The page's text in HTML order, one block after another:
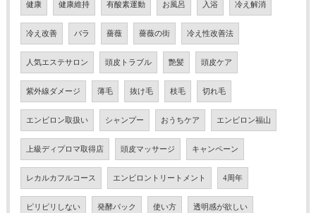
健康 健康維持 有酸素運動 お風呂 入浴 冷え解消
冷え改善 バラ 薔薇 薔薇の街 冷え性改善法
人気エステサロン 頭皮トラブル 艶髪 頭皮ケア
紫外線ダメージ 薄毛 抜け毛 枝毛 切れ毛
エンビロン取扱い シャンプー おうちケア エンビロン福山
上級ディプロマ取得店 頭皮マッサージ キャンペーン
レカルカフルコース エンビロントリートメント 4周年
ピリピリしない 発酵パック 使い方 透明感が欲しい